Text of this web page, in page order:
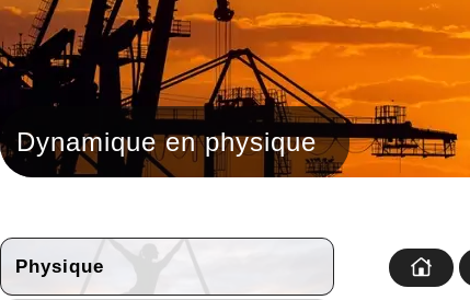
Dynamique en physique
Physique